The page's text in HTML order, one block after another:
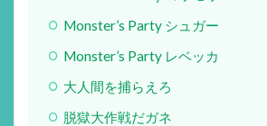
Monster’s Party シュガー
Monster’s Party レベッカ
大人間を捕らえろ
脱獄大作戦だガネ